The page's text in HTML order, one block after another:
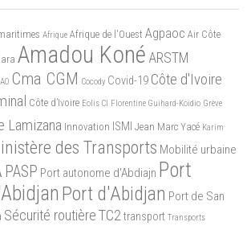
Afrique Afrique de l'Ouest Agpaoc Air Côte
Amadou Koné ARSTM
Cma CGM Cocody Covid-19 Côte d'Ivoire
Côte d’Ivoire Eolis CI Florentine Guihard-Koidio Grève
Lamizana Innovation ISMI Jean Marc Yacé Karim
des Transports Mobilité urbaine
PASP Port autonome d'Abdiajn Port
Port d'Abidjan Port de San
Sécurité routièreTC2transport Transports